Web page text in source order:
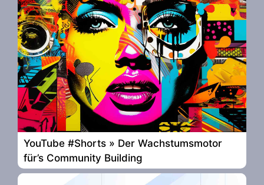
YouTube #Shorts » Der Wachstumsmotor
für’s Community Building